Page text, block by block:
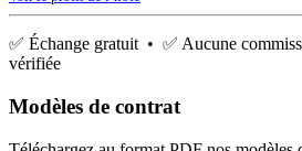
✅ Échange gratuit • ✅ Aucune
vérifiée
Modèles de contrat